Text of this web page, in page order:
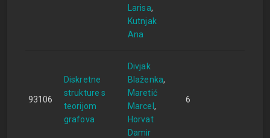
Larisa
Kutnjak
Ana
93106
Diskretne
strukture s
teorijom
grafova
Divjak
Blaženka
Maretić
Marcel
Horvat
Damir
6